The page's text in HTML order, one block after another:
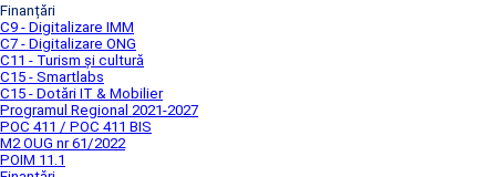
Finanțări
C9 - Digitalizare IMM
C7 - Digitalizare ONG
C11 - Turism și cultură
C15 - Smartlabs
C15 - Dotări IT & Mobilier
Programul Regional 2021-2027
POC 411 / POC 411 BIS
M2 OUG nr 61/2022
POIM 11.1